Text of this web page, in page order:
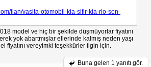
ilan/vasita-otomobil-kia-sifir-kia-rio-son-
model ve hiç bir şekilde düşmüyorlar fiyatını
yok abartmışlar ellerinde kalmış neden yaşı
fiyatını vereyimki teşekkürler ilgin için.
Buna gelen 1 yanıtı gör.